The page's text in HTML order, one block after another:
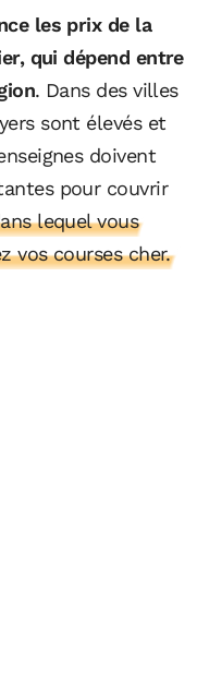
les prix de la
qui dépend entre
. Dans des villes
sont élevés et
doivent
pour couvrir
lequel vous
vos courses cher.